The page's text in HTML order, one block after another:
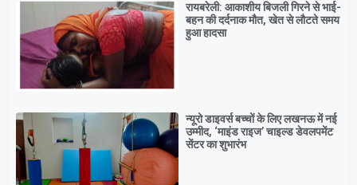
रायबरेली: आकाशीय बिजली गिरने से भाई-
बहन की दर्दनाक मौत, खेत से लौटते समय
हुआ हादसा
न्यूरो डाइवर्स बच्चों के लिए लखनऊ में नई
उम्मीद, ‘माइंड राइज’ चाइल्ड डेवलपमेंट
सेंटर का शुभारंभ